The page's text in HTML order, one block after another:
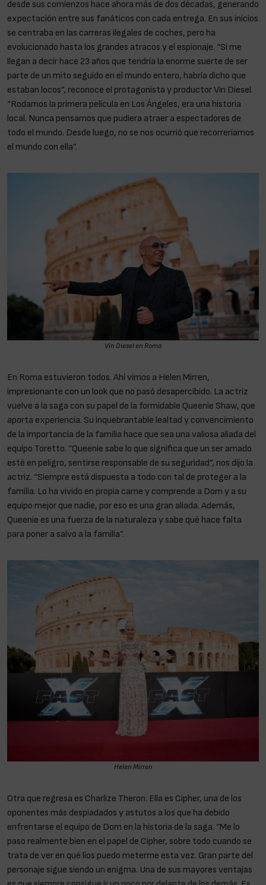
desde sus comienzos hace ahora más de dos décadas, generando
expectación entre sus fanáticos con cada entrega. En sus inicios
se centraba en las carreras ilegales de coches, pero ha
evolucionado hasta los grandes atracos y el espionaje. “Si me
llegan a decir hace 23 años que tendría la enorme suerte de ser
parte de un mito seguido en el mundo entero, habría dicho que
estaban locos”, reconoce el protagonista y productor Vin Diesel.
“Rodamos la primera película en Los Ángeles, era una historia
local. Nunca pensamos que pudiera atraer a espectadores de
todo el mundo. Desde luego, no se nos ocurrió que recorreríamos
el mundo con ella”.
Vin Diesel en Roma
En Roma estuvieron todos. Ahí vimos a Helen Mirren,
impresionante con un look que no pasó desapercibido. La actriz
vuelve a la saga con su papel de la formidable Queenie Shaw, que
aporta experiencia. Su inquebrantable lealtad y convencimiento
de la importancia de la familia hace que sea una valiosa aliada del
equipo Toretto. “Queenie sabe lo que significa que un ser amado
esté en peligro, sentirse responsable de su seguridad”, nos dijo la
actriz. “Siempre está dispuesta a todo con tal de proteger a la
familia. Lo ha vivido en propia carne y comprende a Dom y a su
equipo mejor que nadie, por eso es una gran aliada. Además,
Queenie es una fuerza de la naturaleza y sabe qué hace falta
para poner a salvo a la familia”.
Helen Mirren
Otra que regresa es Charlize Theron. Ella es Cipher, una de los
oponentes más despiadados y astutos a los que ha debido
enfrentarse el equipo de Dom en la historia de la saga. “Me lo
paso realmente bien en el papel de Cipher, sobre todo cuando se
trata de ver en qué líos puedo meterme esta vez. Gran parte del
personaje sigue siendo un enigma. Una de sus mayores ventajas